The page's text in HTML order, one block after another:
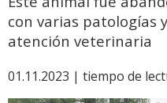
con varias patologías
atención veterinaria
01.11.2023 | tiempo de